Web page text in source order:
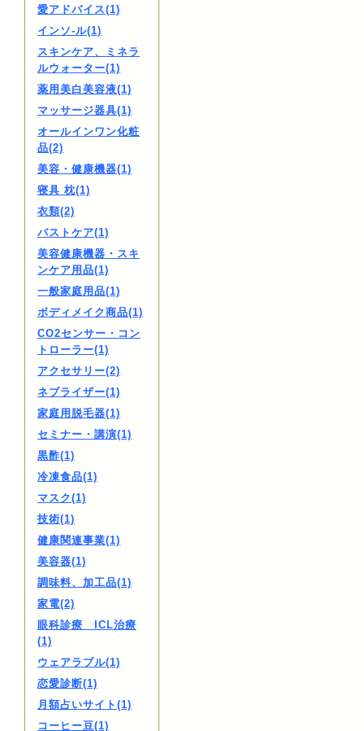
愛アドバイス(1)
インソ-ル(1)
スキンケア、ミネラ
ルウォーター(1)
薬用美白美容液(1)
マッサージ器具(1)
オールインワン化粧
品(2)
美容・健康機器(1)
寝具 枕(1)
衣類(2)
バストケア(1)
美容健康機器・スキ
ンケア用品(1)
一般家庭用品(1)
ボディメイク商品(1)
CO2センサー・コン
トローラー(1)
アクセサリー(2)
ネブライザー(1)
家庭用脱毛器(1)
セミナー・講演(1)
黒酢(1)
冷凍食品(1)
マスク(1)
技術(1)
健康関連事業(1)
美容器(1)
調味料、加工品(1)
家電(2)
眼科診療 ICL治療
(1)
ウェアラブル(1)
恋愛診断(1)
月額占いサイト(1)
コーヒー豆(1)